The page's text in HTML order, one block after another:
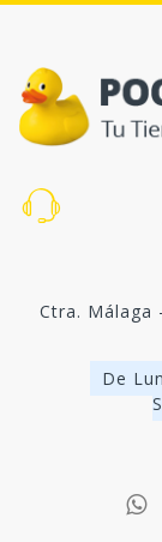
Ctra. Málaga
De